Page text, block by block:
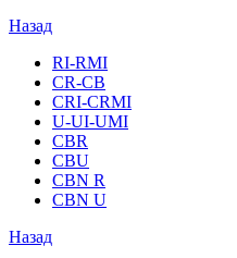
Назад
RI-RMI
CR-CB
СRI-СRMI
U-UI-UMI
CBR
CBU
CBN R
CBN U
Назад